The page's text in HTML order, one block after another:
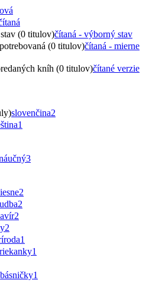
(0 titulov)čítaná - výborný stav
(0 titulov)čítaná - mierne
kníh (0 titulov)čítané verzie
slovenčina2
1
3
2
2
2
2
1
riekanky1
básničky1